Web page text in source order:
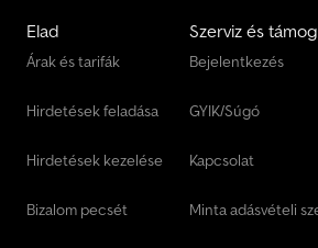
Elad
Árak és tarifák
Hirdetések feladása
Hirdetések kezelése
Bizalom pecsét
Szerviz és
Bejelentkezés
GYIK/Súgó
Kapcsolat
Minta adásvételi